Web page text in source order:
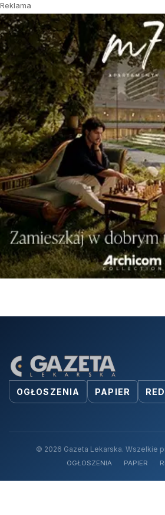
Reklama
OGŁOSZENIA PAPIER
© 2026 Gazeta Lekarska. Wszelkie
OGŁOSZENIA PAPIER